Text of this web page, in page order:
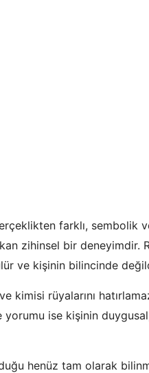
farklı, sembolik
zihinsel bir deneyimdir.
ve kişinin bilincinde
kimisi rüyalarını
yorumu ise kişinin
henüz tam olarak